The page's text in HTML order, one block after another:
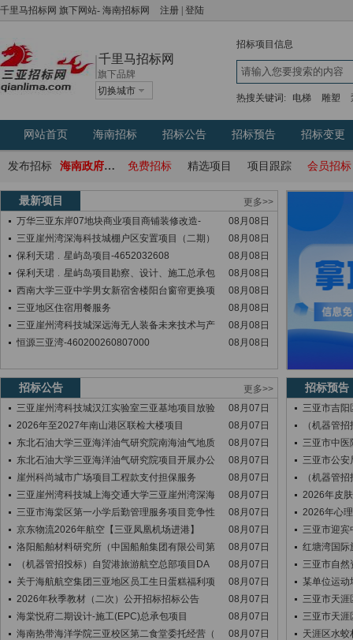
千里马招标网 旗下网站- 海南招标网 注册 登陆
千里马招标网
旗下品牌
切换城市
招标项目信息
热搜关键词: 电梯 雕塑
网站首页 海南招标 招标公告 招标预告 招标变更
发布招标 海南政府采购网 免费招标 精选项目 项目跟踪 会员招标
最新项目
更多>>
万华三亚东岸07地块商业项目商铺装修改造-
08月08日
三亚崖州湾深海科技城棚户区安置项目（二期）
08月08日
保利天珺﹒星屿岛项目-4652032608
08月08日
保利天珺﹒星屿岛项目勘察、设计、施工总承包
08月08日
西南大学三亚中学男女新宿舍楼阳台窗帘更换项
08月08日
三亚地区住宿用餐服务
08月08日
三亚崖州湾科技城深远海无人装备未来技术与产
08月08日
恒源三亚湾-460200260807000
08月08日
招标公告
更多>>
三亚崖州湾科技城汉江实验室三亚基地项目放验
08月07日
2026年至2027年南山港区联检大楼项目
08月07日
东北石油大学三亚海洋油气研究院南海油气地质
08月07日
东北石油大学三亚海洋油气研究院项目开展办公
08月07日
崖州科尚城市广场项目工程款支付担保服务
08月07日
三亚崖州湾科技城上海交通大学三亚崖州湾深海
08月07日
三亚市海棠区第一小学后勤管理服务项目竞争性
08月07日
京东物流2026年航空【三亚凤凰机场进港】
08月07日
洛阳船舶材料研究所（中国船舶集团有限公司第
08月07日
（机器管招投标）自贸港旅游航空总部项目DA
08月07日
关于海航航空集团三亚地区员工生日蛋糕福利项
08月07日
2026年秋季教材（二次）公开招标招标公告
08月07日
海棠悦府二期设计-施工(EPC)总承包项目
08月07日
海南热带海洋学院三亚校区第二食堂委托经营（
08月07日
招标预告
三亚市吉
（机器管
三亚市中
三亚市公
（机器管
2026年皮
2026年心
三亚市迎
红塘湾国际
三亚市自
某单位运动
三亚市天
三亚市天
天涯区水蛟